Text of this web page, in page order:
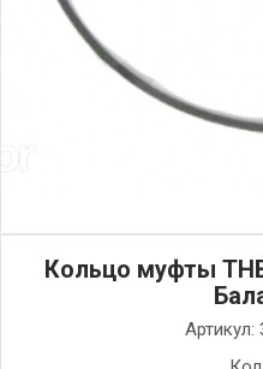
Кольцо муфты
Артикул: